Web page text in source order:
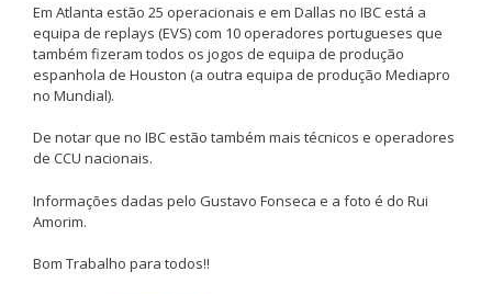
Em Atlanta estão 25 operacionais e em Dallas no IBC está a
equipa de replays (EVS) com 10 operadores portugueses que
também fizeram todos os jogos de equipa de produção
espanhola de Houston (a outra equipa de produção Mediapro
no Mundial).
De notar que no IBC estão também mais técnicos e operadores
de CCU nacionais.
Informações dadas pelo Gustavo Fonseca e a foto é do Rui
Amorim.
Bom Trabalho para todos!!